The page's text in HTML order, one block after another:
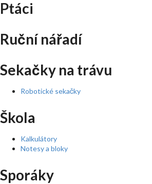
Ptáci
Ruční nářadí
Sekačky na trávu
Robotické sekačky
Škola
Kalkulátory
Notesy a bloky
Sporáky